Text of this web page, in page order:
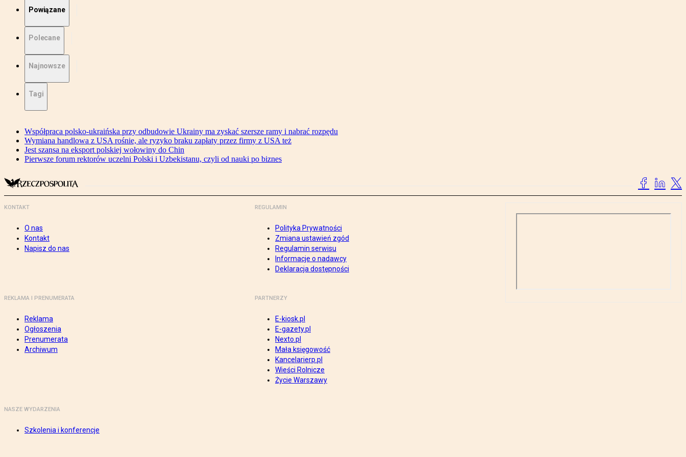
Powiązane
Polecane
Najnowsze
Tagi
Współpraca polsko-ukraińska przy odbudowie Ukrainy ma zyskać szersze ramy i nabrać rozpędu
Wymiana handlowa z USA rośnie, ale ryzyko braku zapłaty przez firmy z USA też
Jest szansa na eksport polskiej wołowiny do Chin
Pierwsze forum rektorów uczelni Polski i Uzbekistanu, czyli od nauki po biznes
KONTAKT
O nas
Kontakt
Napisz do nas
REGULAMIN
Polityka Prywatności
Zmiana ustawień zgód
Regulamin serwisu
Informacje o nadawcy
Deklaracja dostępności
REKLAMA I PRENUMERATA
Reklama
Ogłoszenia
Prenumerata
Archiwum
PARTNERZY
E-kiosk.pl
E-gazety.pl
Nexto.pl
Mała księgowość
Kancelarierp.pl
Wieści Rolnicze
Życie Warszawy
NASZE WYDARZENIA
Szkolenia i konferencje